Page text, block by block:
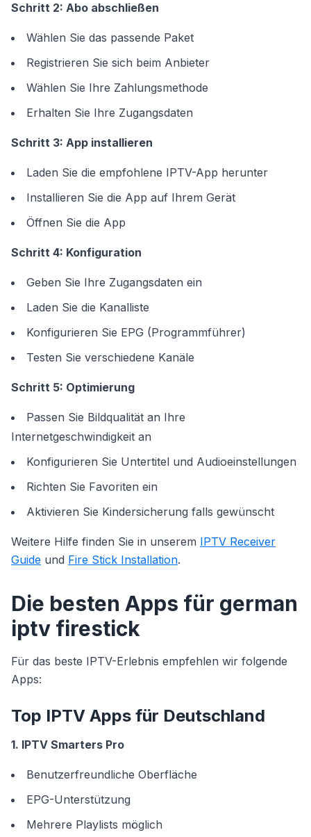
Schritt 2: Abo abschließen
Wählen Sie das passende Paket
Registrieren Sie sich beim Anbieter
Wählen Sie Ihre Zahlungsmethode
Erhalten Sie Ihre Zugangsdaten
Schritt 3: App installieren
Laden Sie die empfohlene IPTV-App herunter
Installieren Sie die App auf Ihrem Gerät
Öffnen Sie die App
Schritt 4: Konfiguration
Geben Sie Ihre Zugangsdaten ein
Laden Sie die Kanalliste
Konfigurieren Sie EPG (Programmführer)
Testen Sie verschiedene Kanäle
Schritt 5: Optimierung
Passen Sie Bildqualität an Ihre
Internetgeschwindigkeit an
Konfigurieren Sie Untertitel und Audioeinstellungen
Richten Sie Favoriten ein
Aktivieren Sie Kindersicherung falls gewünscht
Weitere Hilfe finden Sie in unserem IPTV Receiver
Guide und Fire Stick Installation.
Die besten Apps für german
iptv firestick
Für das beste IPTV-Erlebnis empfehlen wir folgende
Apps:
Top IPTV Apps für Deutschland
1. IPTV Smarters Pro
Benutzerfreundliche Oberfläche
EPG-Unterstützung
Mehrere Playlists möglich